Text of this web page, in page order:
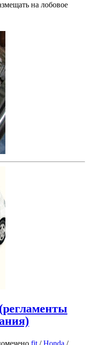
на лобовое